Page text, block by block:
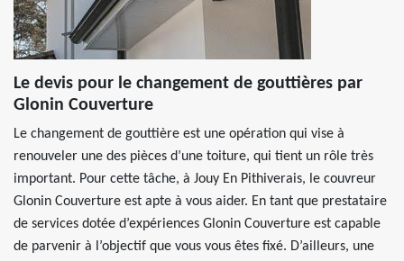
Le devis pour le changement de gouttières par
Glonin Couverture
Le changement de gouttière est une opération qui vise à
renouveler une des pièces d’une toiture, qui tient un rôle très
important. Pour cette tâche, à Jouy En Pithiverais, le couvreur
Glonin Couverture est apte à vous aider. En tant que prestataire
de services dotée d’expériences Glonin Couverture est capable
de parvenir à l’objectif que vous vous êtes fixé. D’ailleurs, une